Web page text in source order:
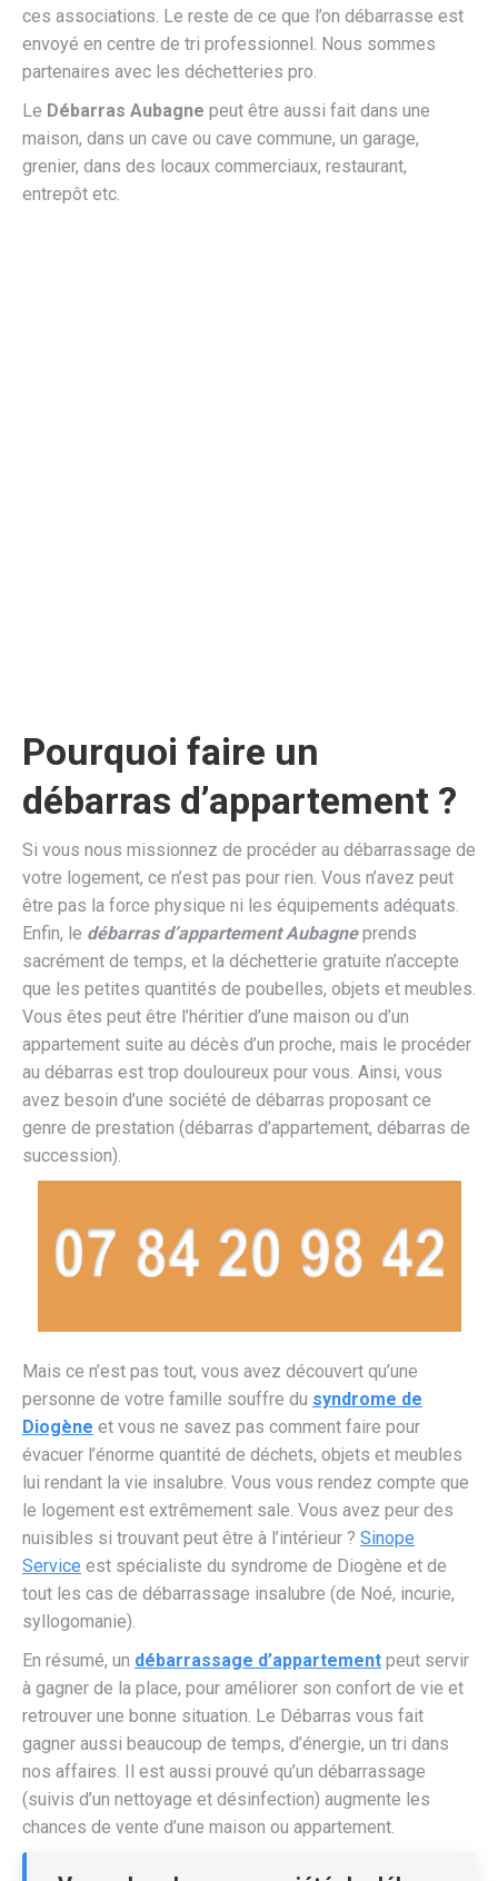
ces associations. Le reste de ce que l’on débarrasse est
envoyé en centre de tri professionnel. Nous sommes
partenaires avec les déchetteries pro.
Le Débarras Aubagne peut être aussi fait dans une
maison, dans un cave ou cave commune, un garage,
grenier, dans des locaux commerciaux, restaurant,
entrepôt etc.
Pourquoi faire un
débarras d’appartement ?
Si vous nous missionnez de procéder au débarrassage de
votre logement, ce n’est pas pour rien. Vous n’avez peut
être pas la force physique ni les équipements adéquats.
Enfin, le débarras d’appartement Aubagneprends
sacrément de temps, et la déchetterie gratuite n’accepte
que les petites quantités de poubelles, objets et meubles.
Vous êtes peut être l’héritier d’une maison ou d’un
appartement suite au décès d’un proche, mais le procéder
au débarras est trop douloureux pour vous. Ainsi, vous
avez besoin d’une société de débarras proposant ce
genre de prestation (débarras d’appartement, débarras de
succession).
Mais ce n’est pas tout, vous avez découvert qu’une
personne de votre famille souffre du syndrome de
Diogène et vous ne savez pas comment faire pour
évacuer l’énorme quantité de déchets, objets et meubles
lui rendant la vie insalubre. Vous vous rendez compte que
le logement est extrêmement sale. Vous avez peur des
nuisibles si trouvant peut être à l’intérieur ? Sinope
Service est spécialiste du syndrome de Diogène et de
tout les cas de débarrassage insalubre (de Noé, incurie,
syllogomanie).
En résumé, un débarrassage d’appartement peut servir
à gagner de la place, pour améliorer son confort de vie et
retrouver une bonne situation. Le Débarras vous fait
gagner aussi beaucoup de temps, d’énergie, un tri dans
nos affaires. Il est aussi prouvé qu’un débarrassage
(suivis d’un nettoyage et désinfection) augmente les
chances de vente d’une maison ou appartement.